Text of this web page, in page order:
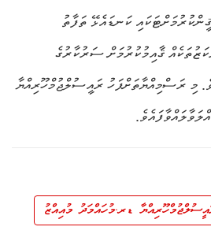
ކަނޑައެޅޭ ތަފާތު
ޤާއިމުކުރުމަށް ސަރުކާރުގެ
މި ރަސްމިއްޔާތަށްފަހު ރައީސުލްޖުމްހޫރިއްޔާ
ޑރ.މުހައްމަދު މުއިއްޒު